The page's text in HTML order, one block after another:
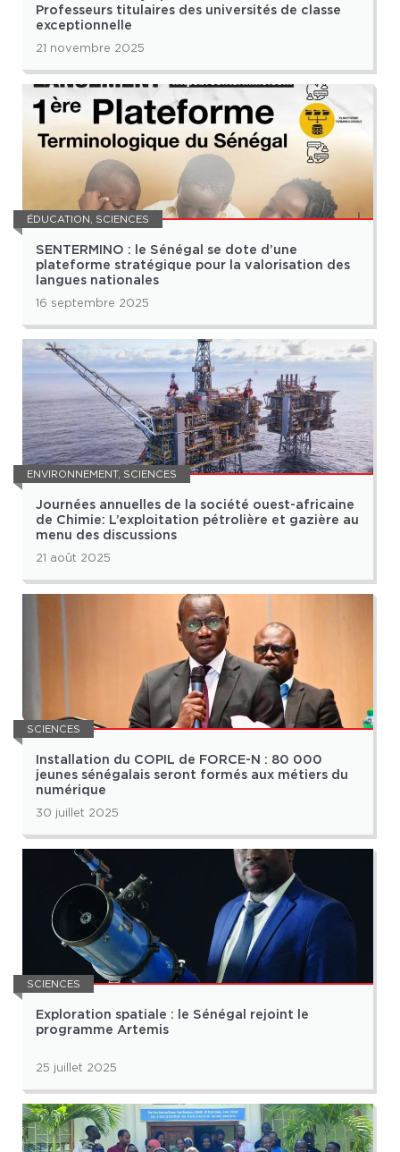
Professeurs titulaires des universités de classe
exceptionnelle
21 novembre 2025
ÉDUCATION, SCIENCES
SENTERMINO : le Sénégal se dote d’une
plateforme stratégique pour la valorisation des
langues nationales
16 septembre 2025
ENVIRONNEMENT, SCIENCES
Journées annuelles de la société ouest-africaine
de Chimie: L’exploitation pétrolière et gazière au
menu des discussions
21 août 2025
SCIENCES
Installation du COPIL de FORCE-N : 80 000
jeunes sénégalais seront formés aux métiers du
numérique
30 juillet 2025
SCIENCES
Exploration spatiale : le Sénégal rejoint le
programme Artemis
25 juillet 2025